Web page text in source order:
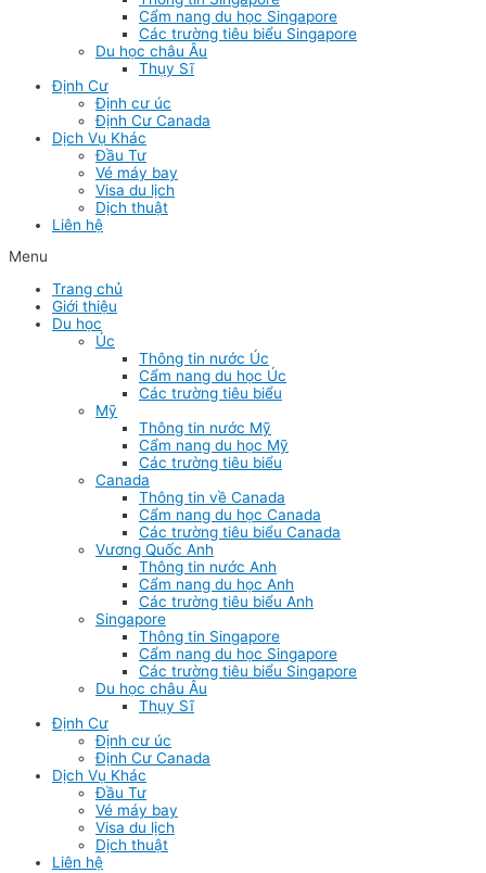
Cẩm nang du học Singapore
Các trường tiêu biểu Singapore
Du học châu Âu
Thụy Sĩ
Định Cư
Định cư úc
Định Cư Canada
Dịch Vụ Khác
Đầu Tư
Vé máy bay
Visa du lịch
Dịch thuật
Liên hệ
Menu
Trang chủ
Giới thiệu
Du học
Úc
Thông tin nước Úc
Cẩm nang du học Úc
Các trường tiêu biểu
Mỹ
Thông tin nước Mỹ
Cẩm nang du học Mỹ
Các trường tiêu biểu
Canada
Thông tin về Canada
Cẩm nang du học Canada
Các trường tiêu biểu Canada
Vương Quốc Anh
Thông tin nước Anh
Cẩm nang du học Anh
Các trường tiêu biểu Anh
Singapore
Thông tin Singapore
Cẩm nang du học Singapore
Các trường tiêu biểu Singapore
Du học châu Âu
Thụy Sĩ
Định Cư
Định cư úc
Định Cư Canada
Dịch Vụ Khác
Đầu Tư
Vé máy bay
Visa du lịch
Dịch thuật
Liên hệ